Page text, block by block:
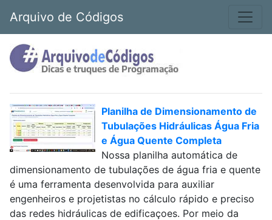
Arquivo de Códigos
Planilha de Dimensionamento de
Tubulações Hidráulicas Água Fria
e Água Quente Completa
Nossa planilha automática de
dimensionamento de tubulações de água fria e quente
é uma ferramenta desenvolvida para auxiliar
engenheiros e projetistas no cálculo rápido e preciso
das redes hidráulicas de edificaçoes. Por meio da